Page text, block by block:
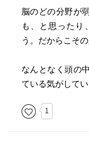
脳のどの分野が
も、と思ったり
う。だからこそ
なんとなく頭の
ている気がして
1